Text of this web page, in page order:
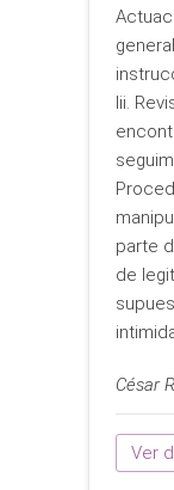
Iii.
parte
de
César
Ver